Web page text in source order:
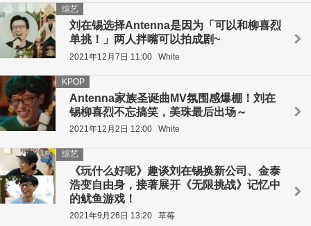
刘在锡选择Antenna是因为「可以和柳喜烈
单挑！」两人拌嘴可以拍成剧~
综艺
2021年12月7日 11:00 White
Antenna家族圣诞曲MV氛围感爆棚！刘在
锡柳喜烈不忘搞笑，美珠最后出场～
KPOP
2021年12月2日 12:00 White
《玩什么好呢》趣谈刘在锡换新公司、金泰
浩变自由身，接著展开《无限挑战》记忆中
的鱿鱼游戏！
综艺
2021年9月26日 13:20 草莓